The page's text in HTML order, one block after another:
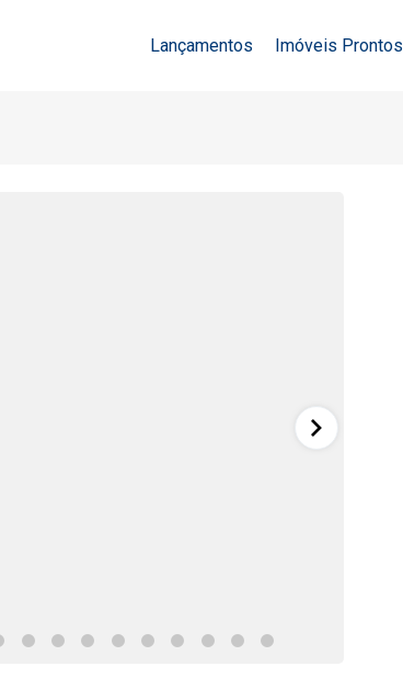
Lançamentos Imóveis Prontos